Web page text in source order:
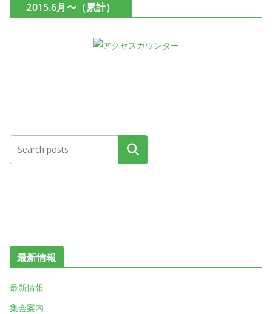
2015.6月〜（累計）
検索
最新情報
最新情報
集会案内